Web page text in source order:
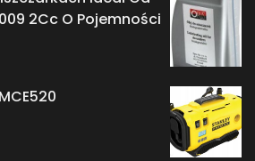
2Cc O Pojemności